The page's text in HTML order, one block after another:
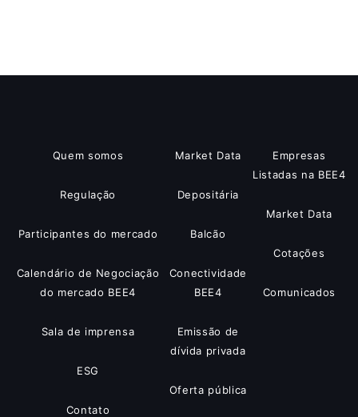
Quem somos
Regulação
Participantes do mercado
Calendário de Negociação
do mercado BEE4
Sala de imprensa
ESG
Contato
Market Data
Depositária
Balcão
Conectividade
BEE4
Emissão de
dívida privada
Oferta pública
Empresas
Listadas na BEE4
Market Data
Cotações
Comunicados